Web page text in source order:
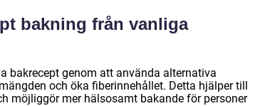
bakning från vanliga
bakrecept genom att använda alternativa
och öka fiberinnehållet. Detta hjälper till
möjliggör mer hälsosamt bakande för personer